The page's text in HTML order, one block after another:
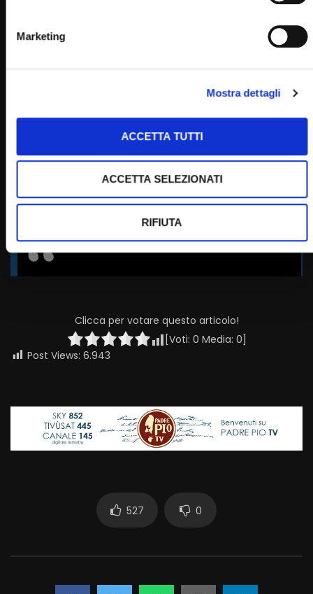
Marketing
Mostra dettagli
ACCETTA TUTTI
ACCETTA SELEZIONATI
RIFIUTA
PADRE PIO TV
Puoi guardare Padre Pio Tv
sul digitale terrestre al canale 145,
su Sky al canale 852,
in streaming sul sito internet:
Home
Clicca per votare questo articolo!
[Voti: 0 Media: 0]
Post Views: 6.943
527 0